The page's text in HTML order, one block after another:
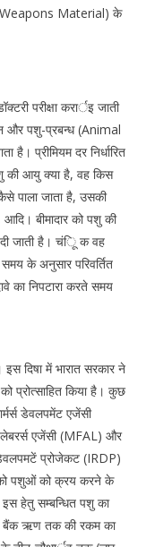
Weapons Material) के
परीक्षा करार्इ जाती
और पशु-प्रबन्ध (Animal
प्रीमियम दर निर्धारित
की आयु क्या है, वह किस
पाला जाता है, उसकी
बीमादार को पशु की
दी जाती है। चंूि क वह
के अनुसार परिवर्तित
का निपटारा करते समय
दिषा में भारात सरकार ने
प्रोत्साहित किया है। कुछ
डेवलपमेंट एजेंसी
लेबरर्स एजेंसी (MFAL) और
प्रोजेकट (IRDP)
को पशुओं को क्रय करने के
हेतु सम्बन्धित पशु का
बैंक ऋण तक की रकम का